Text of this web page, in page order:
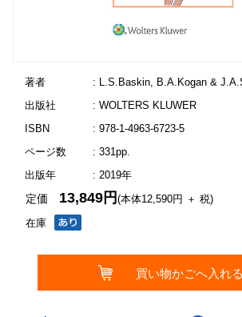
著者
: L.S.Baskin, B.A.Kogan &
出版社
: WOLTERS KLUWER
ISBN
: 978-1-4963-6723-5
ページ数
: 331pp.
出版年
: 2019年
在庫
定価 13,849円(本体12,590円 ＋ 税)